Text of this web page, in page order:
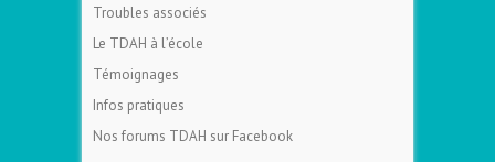
Troubles associés
Le TDAH à l’école
Témoignages
Infos pratiques
Nos forums TDAH sur Facebook